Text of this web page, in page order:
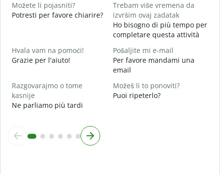
Možete li pojasniti?
Potresti per favore chiarire?
Trebam više vremena da
izvršim ovaj zadatak
Ho bisogno di più tempo per
completare questa attività
Hvala vam na pomoći!
Grazie per l'aiuto!
Pošaljite mi e-mail
Per favore mandami una
email
Razgovarajmo o tome
kasnije
Ne parliamo più tardi
Možeš li to ponoviti?
Puoi ripeterlo?